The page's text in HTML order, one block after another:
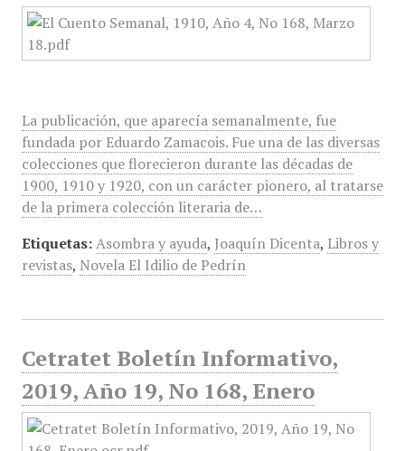
La publicación, que aparecía semanalmente, fue
fundada por Eduardo Zamacois. Fue una de las diversas
colecciones que florecieron durante las décadas de
1900, 1910 y 1920, con un carácter pionero, al tratarse
de la primera colección literaria de…
Etiquetas: Asombra y ayuda, Joaquín Dicenta, Libros y
revistas, Novela El Idilio de Pedrín
Cetratet Boletín Informativo,
2019, Año 19, No 168, Enero